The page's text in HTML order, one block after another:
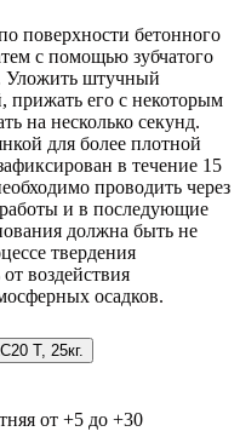
поверхности бетонного
с помощью зубчатого
Уложить штучный
прижать его с некоторым
на несколько секунд.
для более плотной
в течение 15
проводить через
и в последующие
должна быть не
твердения
воздействия
осадков.
T, 25кг.
от +5 до +30